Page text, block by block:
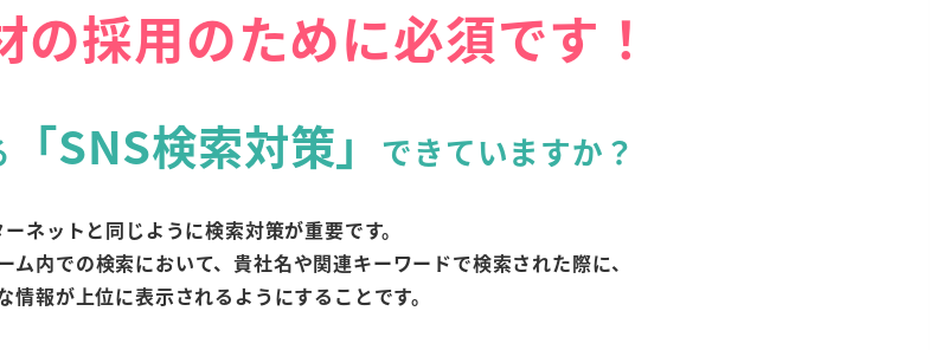
採用のために必須です！
「SNS検索対策」 できていますか？
ネットと同じように検索対策が重要です。
ム内での検索において、貴社名や関連キーワードで検索された際に、
情報が上位に表示されるようにすることです。